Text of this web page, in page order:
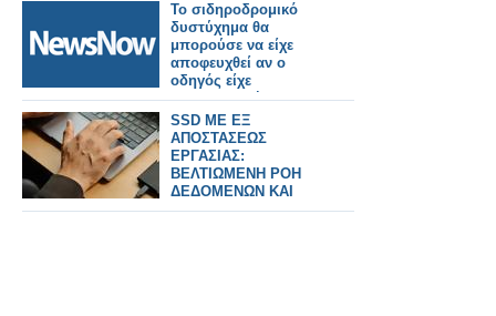
ΕΕ για τα μεγάλα έργα
υποδομών και
μεταφορών, τον
τουρισμό και ο
κομβικός ρόλος της
Βόρειας Ελλάδας
Το σιδηροδρομικό
δυστύχημα θα
μπορούσε να είχε
αποφευχθεί αν ο
οδηγός είχε
χρησιμοποιήσει το
σύστημα έκτακτης
ανάγκης σύμφωνα με
έρευνα.
SSD ME ΕΞ
ΑΠΟΣΤΑΣΕΩΣ
ΕΡΓΑΣΙΑΣ:
ΒΕΛΤΙΩΜΕΝΗ ΡΟΗ
ΔΕΔΟΜΕΝΩΝ ΚΑΙ
ΕΞΟΙΚΟΝΟΜΗΣΗ